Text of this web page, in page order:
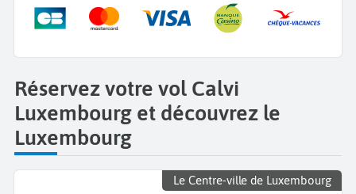
Réservez votre vol Calvi
Luxembourg et découvrez le
Luxembourg
Le Centre-ville de Luxembourg